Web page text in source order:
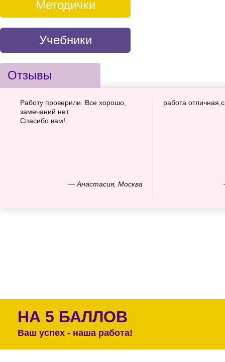
Методички
Учебники
Отзывы
— Анастасия, Москва
Работу проверили. Все хорошо,
замечаний нет.
Спасибо вам!
работа
НА 5 БАЛЛОВ
Ваш успех - наша работа!